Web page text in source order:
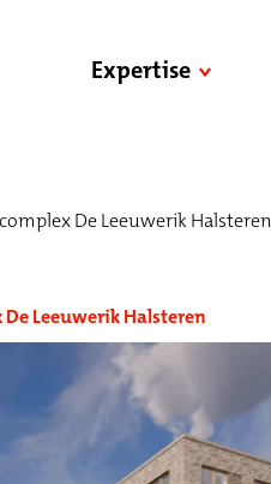
Expertise
De Leeuwerik Halsteren
Leeuwerik Halsteren